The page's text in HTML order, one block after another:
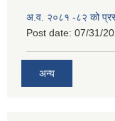
अ.व. २०८१ -८२ को
Post date: 07/31/
अन्य